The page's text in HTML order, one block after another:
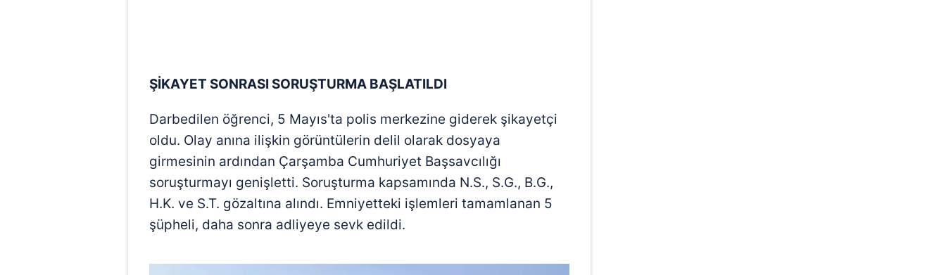
ŞİKAYET SONRASI SORUŞTURMA BAŞLATILDI
Darbedilen öğrenci, 5 Mayıs'ta polis merkezine giderek şikayetçi
oldu. Olay anına ilişkin görüntülerin delil olarak dosyaya
girmesinin ardından Çarşamba Cumhuriyet Başsavcılığı
soruşturmayı genişletti. Soruşturma kapsamında N.S., S.G., B.G.,
H.K. ve S.T. gözaltına alındı. Emniyetteki işlemleri tamamlanan 5
şüpheli, daha sonra adliyeye sevk edildi.